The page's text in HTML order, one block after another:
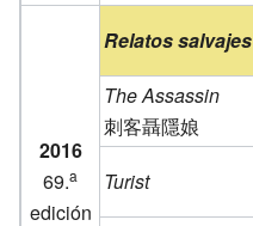
2016
69.a
edición
Relatos salvajes
The Assassin
刺客聶隱娘
Turist